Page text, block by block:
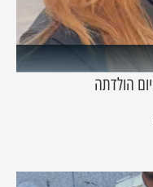
הולדתה